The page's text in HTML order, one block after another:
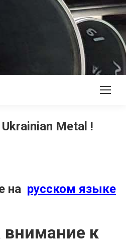
Metal !
на русском языке
внимание к